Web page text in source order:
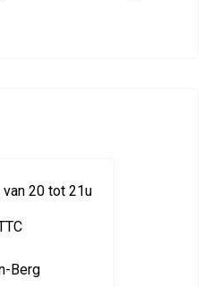
van 20 tot 21u
Berg